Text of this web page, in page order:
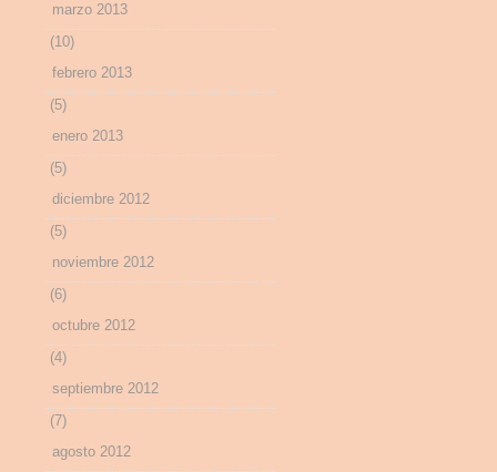
marzo 2013
(10)
febrero 2013
(5)
enero 2013
(5)
diciembre 2012
(5)
noviembre 2012
(6)
octubre 2012
(4)
septiembre 2012
(7)
agosto 2012